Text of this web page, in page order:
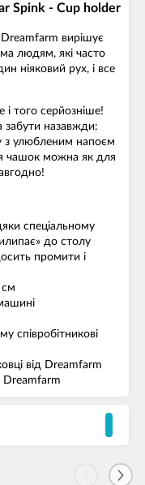
Spink - Cup holder
Dreamfarm вирішує
людям, які часто
ніяковий рух, і все
того серйозніше!
назавжди:
з улюбленим напоєм
чашок можна як для
спеціальному
до столу
промити і
см
співробітникові
від Dreamfarm
Dreamfarm